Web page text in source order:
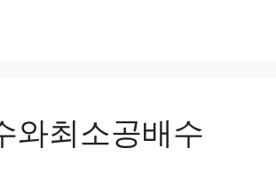
와최소공배수